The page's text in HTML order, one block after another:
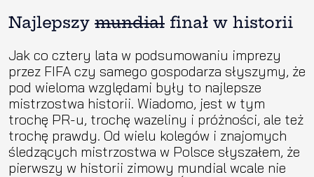
Najlepszy mundial finał w historii
Jak co cztery lata w podsumowaniu imprezy
przez FIFA czy samego gospodarza słyszymy, że
pod wieloma względami były to najlepsze
mistrzostwa historii. Wiadomo, jest w tym
trochę PR-u, trochę wazeliny i próżności, ale też
trochę prawdy. Od wielu kolegów i znajomych
śledzących mistrzostwa w Polsce słyszałem, że
pierwszy w historii zimowy mundial wcale nie